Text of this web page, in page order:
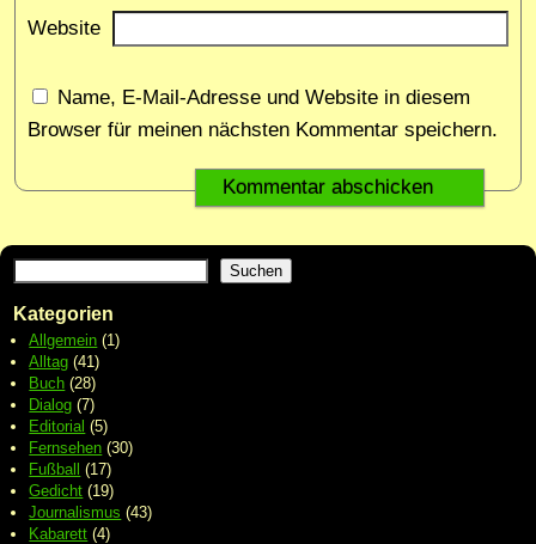
Website
Name, E-Mail-Adresse und Website in diesem
Browser für meinen nächsten Kommentar speichern.
Suchen
Kategorien
Allgemein (1)
Alltag (41)
Buch (28)
Dialog (7)
Editorial (5)
Fernsehen (30)
Fußball (17)
Gedicht (19)
Journalismus (43)
Kabarett (4)